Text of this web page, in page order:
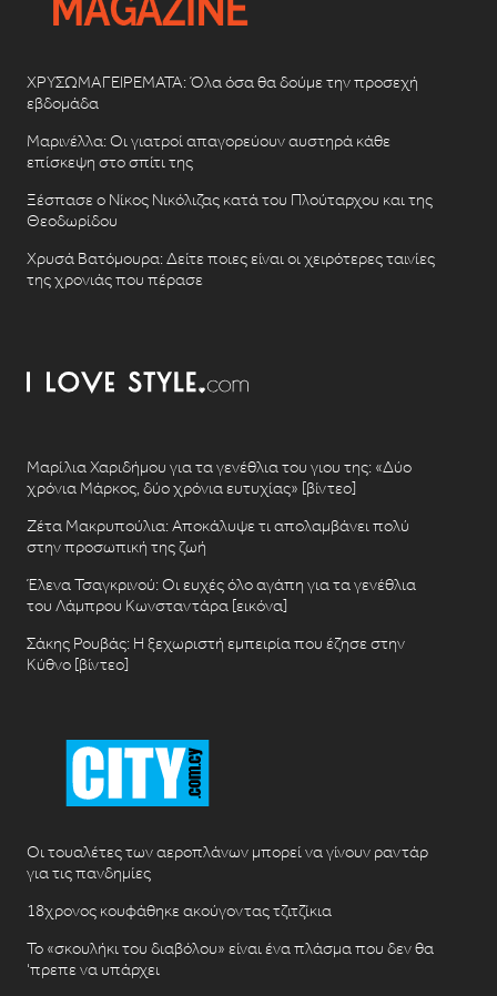
ΧΡΥΣΩΜΑΓΕΙΡΕΜΑΤΑ: Όλα όσα θα δούμε την προσεχή
εβδομάδα
Μαρινέλλα: Οι γιατροί απαγορεύουν αυστηρά κάθε
επίσκεψη στο σπίτι της
Ξέσπασε ο Νίκος Νικόλιζας κατά του Πλούταρχου και της
Θεοδωρίδου
Χρυσά Βατόμουρα: Δείτε ποιες είναι οι χειρότερες ταινίες
της χρονιάς που πέρασε
Μαρίλια Χαριδήμου για τα γενέθλια του γιου της: «Δύο
χρόνια Μάρκος, δύο χρόνια ευτυχίας» [βίντεο]
Ζέτα Μακρυπούλια: Αποκάλυψε τι απολαμβάνει πολύ
στην προσωπική της ζωή
Έλενα Τσαγκρινού: Οι ευχές όλο αγάπη για τα γενέθλια
του Λάμπρου Κωνσταντάρα [εικόνα]
Σάκης Ρουβάς: Η ξεχωριστή εμπειρία που έζησε στην
Κύθνο [βίντεο]
Οι τουαλέτες των αεροπλάνων μπορεί να γίνουν ραντάρ
για τις πανδημίες
18χρονος κουφάθηκε ακούγοντας τζιτζίκια
Το «σκουλήκι του διαβόλου» είναι ένα πλάσμα που δεν θα
‘πρεπε να υπάρχει